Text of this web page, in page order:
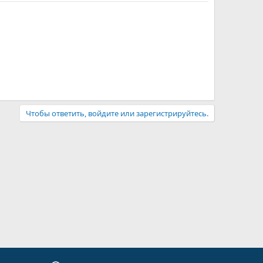
Чтобы ответить, войдите или зарегистрируйтесь.